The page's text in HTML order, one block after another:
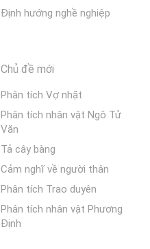
Định hướng nghề nghiệp
Chủ đề mới
Phân tích Vợ nhặt
Phân tích nhân vật Ngô Tử
Văn
Tả cây bàng
Cảm nghĩ về người thân
Phân tích Trao duyên
Phân tích nhân vật Phương
Định